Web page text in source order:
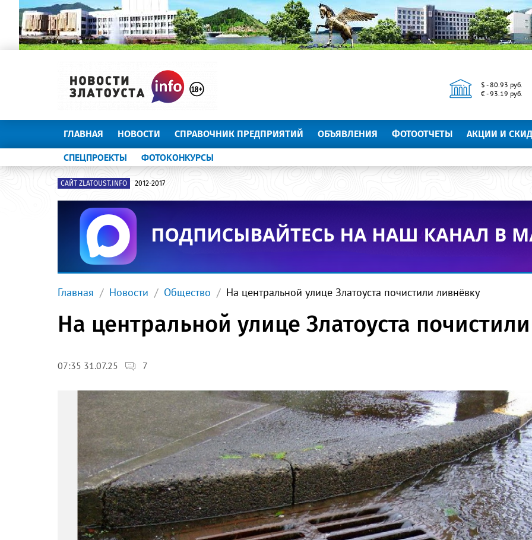
$ - 80.93 руб.
€ - 93.19 руб.
ГЛАВНАЯ НОВОСТИ СПРАВОЧНИК ПРЕДПРИЯТИЙ ОБЪЯВЛЕНИЯ ФОТООТЧЕТЫ АКЦИИ И
СПЕЦПРОЕКТЫ ФОТОКОНКУРСЫ
САЙТ ZLATOUST.INFO 2012-2017
Главная Новости Общество На центральной улице Златоуста почистили ливнёвку
На центральной улице Златоуста
07:35 31.07.25 7